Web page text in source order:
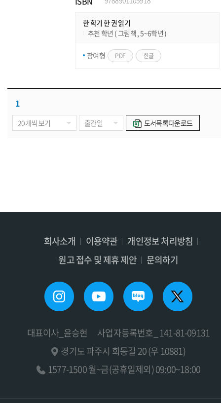
한 학기 한 권 읽기
추천 학년 ( 그림책 , 5~6학년 )
참여형 PDF 한글
1
도서목록다운로드
회사소개 이용약관
개인정보 처리방침
원고 접수 및 제휴 제안
문의하기
대표이사_윤승현
사업자등록번호_ 141-81-09131
경기도 파주시 회동길 20 (우 10881)
1577-1500 월~금(공휴일제외) 09:00~18:00